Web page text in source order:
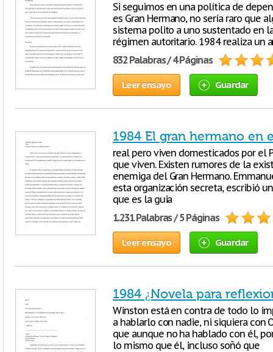
Si seguimos en una política de
es Gran Hermano, no sería raro que
sistema polito a uno sustentado en
régimen autoritario. 1984 realiza un
832 Palabras / 4 Páginas
Leer ensayo Guardar
1984 El gran hermano en
real pero viven domesticados por el
que viven. Existen rumores de la
enemiga del Gran Hermano.
esta organización secreta, escribió
que es la guia
1.231 Palabras / 5 Páginas
Leer ensayo Guardar
1984 ¿Novela para
Winston está en contra de todo lo
a hablarlo con nadie, ni siquiera con
que aunque no ha hablado con él,
lo mismo que él, incluso soñó que